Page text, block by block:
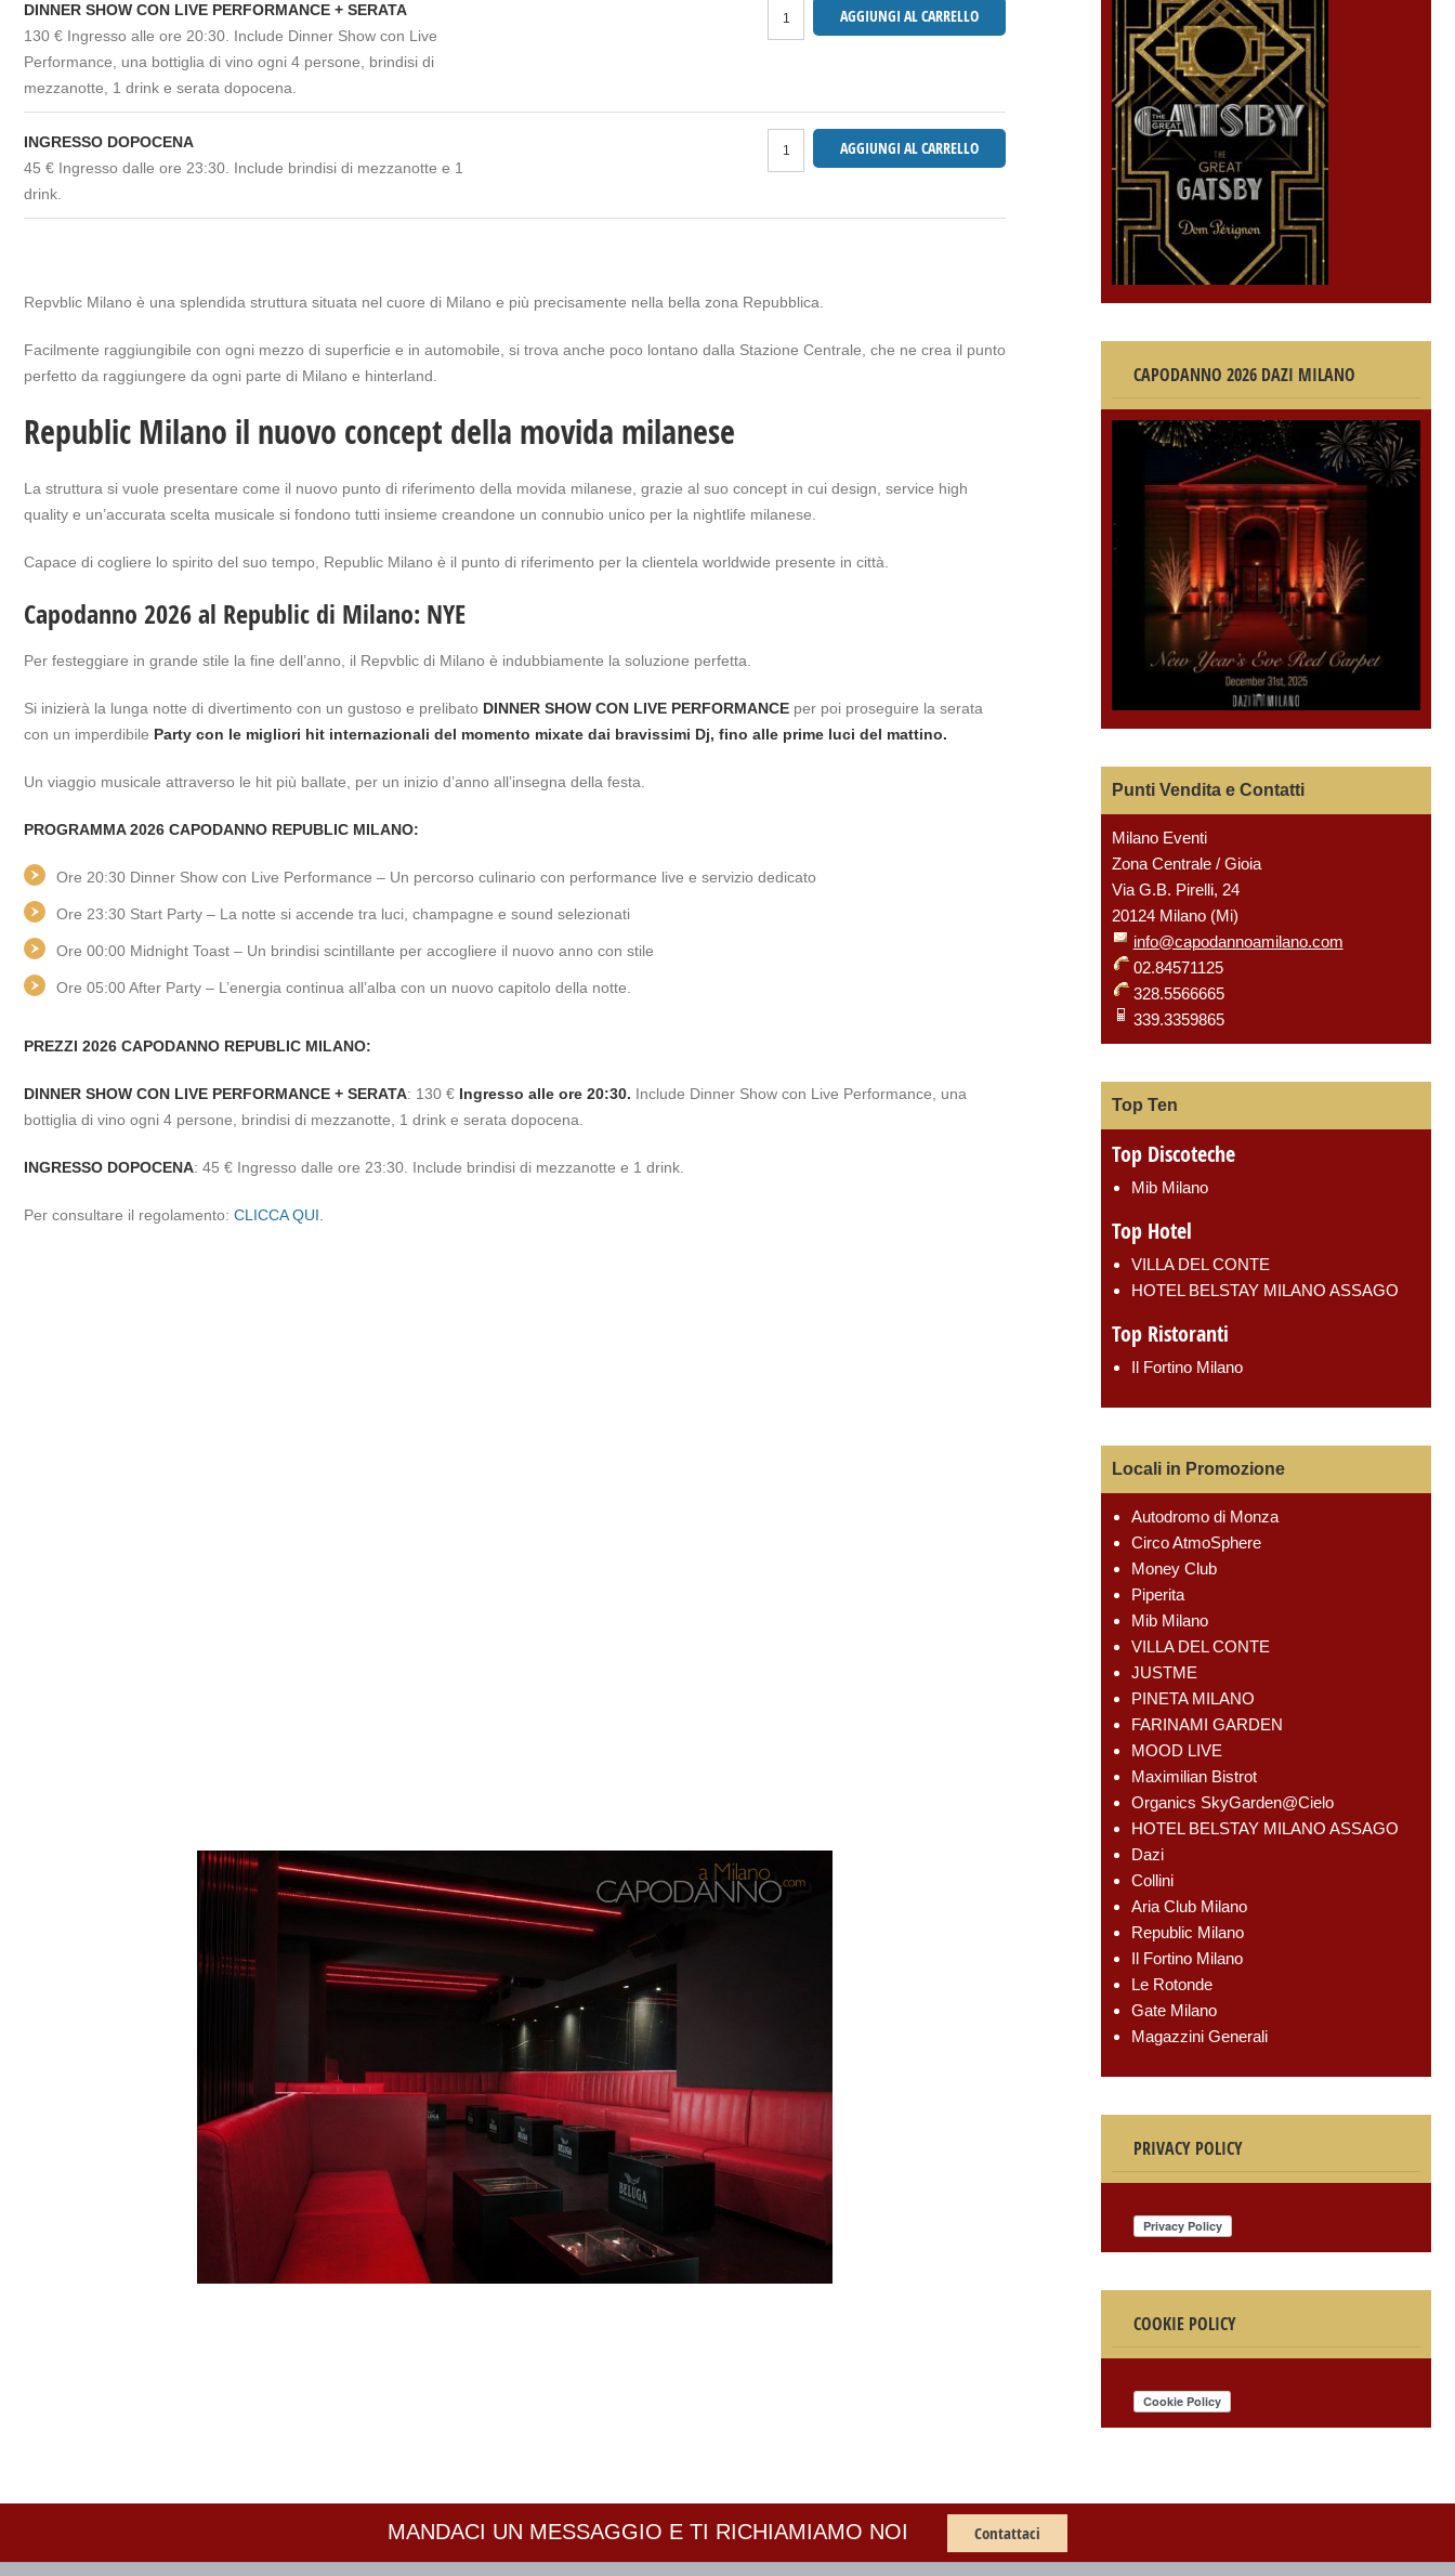
DINNER SHOW CON LIVE PERFORMANCE + SERATA
130 € Ingresso alle ore 20:30. Include Dinner Show con Live
Performance, una bottiglia di vino ogni 4 persone, brindisi di
mezzanotte, 1 drink e serata dopocena.
INGRESSO DOPOCENA
45 € Ingresso dalle ore 23:30. Include brindisi di mezzanotte e 1
drink.
Repvblic Milano è una splendida struttura situata nel cuore di Milano e più precisamente nella bella zona Repubblica.
Facilmente raggiungibile con ogni mezzo di superficie e in automobile, si trova anche poco lontano dalla Stazione Centrale, che ne crea il punto
perfetto da raggiungere da ogni parte di Milano e hinterland.
Republic Milano il nuovo concept della movida milanese
La struttura si vuole presentare come il nuovo punto di riferimento della movida milanese, grazie al suo concept in cui design, service high
quality e un’accurata scelta musicale si fondono tutti insieme creandone un connubio unico per la nightlife milanese.
Capace di cogliere lo spirito del suo tempo, Republic Milano è il punto di riferimento per la clientela worldwide presente in città.
Capodanno 2026 al Republic di Milano: NYE
Per festeggiare in grande stile la fine dell’anno, il Repvblic di Milano è indubbiamente la soluzione perfetta.
Si inizierà la lunga notte di divertimento con un gustoso e prelibato DINNER SHOW CON LIVE PERFORMANCE per poi proseguire la serata
con un imperdibile Party con le migliori hit internazionali del momento mixate dai bravissimi Dj, fino alle prime luci del mattino.
Un viaggio musicale attraverso le hit più ballate, per un inizio d’anno all’insegna della festa.
PROGRAMMA 2026 CAPODANNO REPUBLIC MILANO:
Ore 20:30 Dinner Show con Live Performance – Un percorso culinario con performance live e servizio dedicato
Ore 23:30 Start Party – La notte si accende tra luci, champagne e sound selezionati
Ore 00:00 Midnight Toast – Un brindisi scintillante per accogliere il nuovo anno con stile
Ore 05:00 After Party – L’energia continua all’alba con un nuovo capitolo della notte.
PREZZI 2026 CAPODANNO REPUBLIC MILANO:
DINNER SHOW CON LIVE PERFORMANCE + SERATA: 130 € Ingresso alle ore 20:30. Include Dinner Show con Live Performance, una
bottiglia di vino ogni 4 persone, brindisi di mezzanotte, 1 drink e serata dopocena.
INGRESSO DOPOCENA: 45 € Ingresso dalle ore 23:30. Include brindisi di mezzanotte e 1 drink.
Per consultare il regolamento: CLICCA QUI.
CAPODANNO 2026 DAZI MILANO
Punti Vendita e Contatti
Milano Eventi
Zona Centrale / Gioia
Via G.B. Pirelli, 24
20124 Milano (Mi)
info@capodannoamilano.com
02.84571125
328.5566665
339.3359865
Top Ten
Top Discoteche
Mib Milano
Top Hotel
VILLA DEL CONTE
HOTEL BELSTAY MILANO ASSAGO
Top Ristoranti
Il Fortino Milano
Locali in Promozione
Autodromo di Monza
Circo AtmoSphere
Money Club
Piperita
Mib Milano
VILLA DEL CONTE
JUSTME
PINETA MILANO
FARINAMI GARDEN
MOOD LIVE
Maximilian Bistrot
Organics SkyGarden@Cielo
HOTEL BELSTAY MILANO ASSAGO
Dazi
Collini
Aria Club Milano
Republic Milano
Il Fortino Milano
Le Rotonde
Gate Milano
Magazzini Generali
PRIVACY POLICY
COOKIE POLICY
MANDACI UN MESSAGGIO E TI RICHIAMIAMO NOI Contattaci